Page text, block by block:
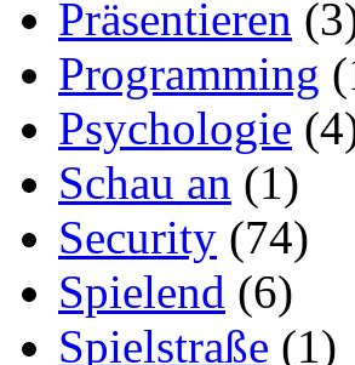
Präsentieren
Programming
Psychologie
Schau an (1)
Security (74)
Spielend (6)
Spielstraße (1)